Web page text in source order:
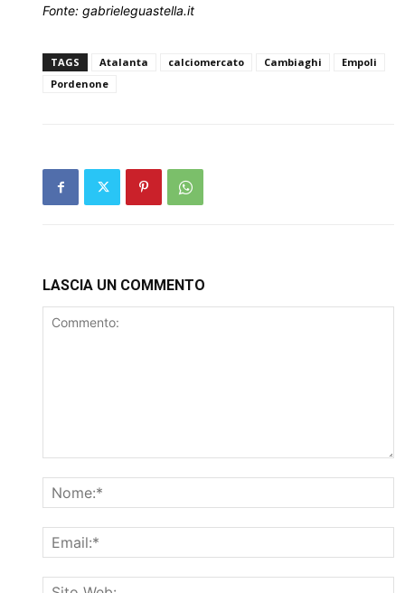
Fonte: gabrieleguastella.it
TAGS Atalanta calciomercato Cambiaghi
Empoli
Pordenone
LASCIA UN COMMENTO